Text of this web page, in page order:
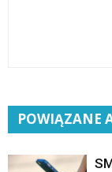
POWIĄZANE